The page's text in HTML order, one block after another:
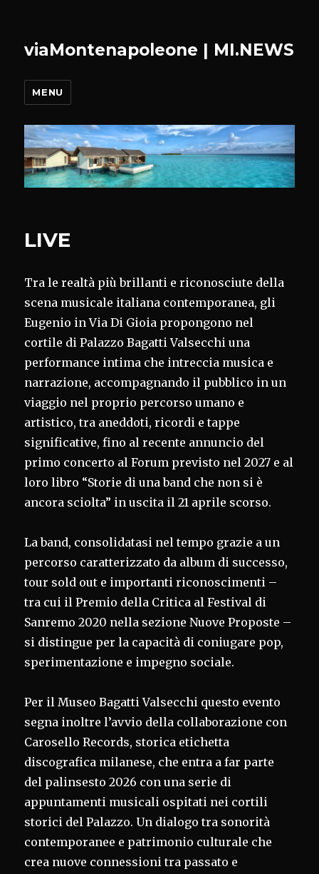
viaMontenapoleone | MI.NEWS
MENU
LIVE
Tra le realtà più brillanti e riconosciute della
scena musicale italiana contemporanea, gli
Eugenio in Via Di Gioia propongono nel
cortile di Palazzo Bagatti Valsecchi una
performance intima che intreccia musica e
narrazione, accompagnando il pubblico in un
viaggio nel proprio percorso umano e
artistico, tra aneddoti, ricordi e tappe
significative, fino al recente annuncio del
primo concerto al Forum previsto nel 2027 e al
loro libro “Storie di una band che non si è
ancora sciolta” in uscita il 21 aprile scorso.
La band, consolidatasi nel tempo grazie a un
percorso caratterizzato da album di successo,
tour sold out e importanti riconoscimenti –
tra cui il Premio della Critica al Festival di
Sanremo 2020 nella sezione Nuove Proposte –
si distingue per la capacità di coniugare pop,
sperimentazione e impegno sociale.
Per il Museo Bagatti Valsecchi questo evento
segna inoltre l’avvio della collaborazione con
Carosello Records, storica etichetta
discografica milanese, che entra a far parte
del palinsesto 2026 con una serie di
appuntamenti musicali ospitati nei cortili
storici del Palazzo. Un dialogo tra sonorità
contemporanee e patrimonio culturale che
crea nuove connessioni tra passato e